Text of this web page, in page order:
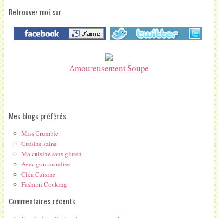
Retrouvez moi sur
Amoureusement Soupe
Mes blogs préférés
Miss Crumble
Cuisine saine
Ma cuisine sans gluten
Avec gourmandise
Cléa Cuisine
Fashion Cooking
Commentaires récents